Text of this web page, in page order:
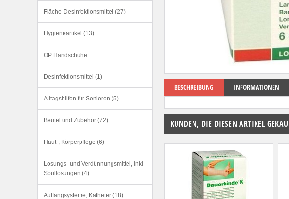
BESCHREIBUNG INFORMATIONEN
KUNDEN, DIE DIESEN ARTIKEL
Fläche-Desinfektionsmittel (27)
Hygieneartikel (13)
OP Handschuhe
Desinfektionsmittel (1)
Alltagshilfen für Senioren (5)
Beutel und Zubehör (72)
Haut-, Körperpflege (6)
Lösungs- und Verdünnungsmittel, inkl.
Spüllösungen (4)
Auffangsysteme, Katheter (18)